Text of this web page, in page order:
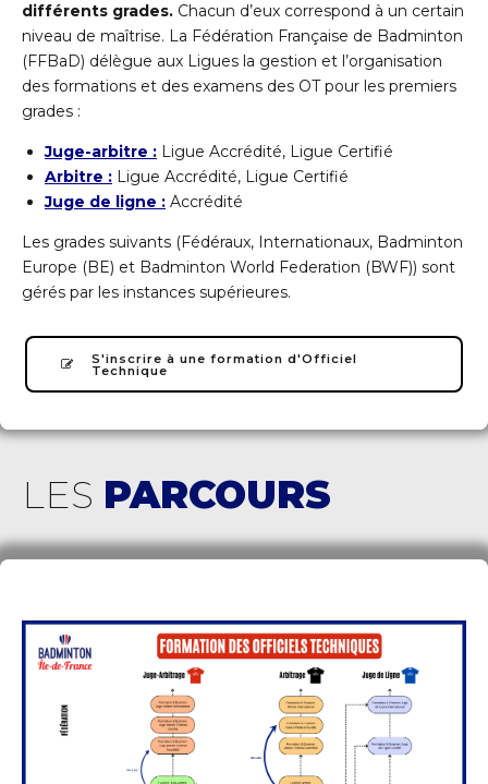
différents grades. Chacun d’eux correspond à un certain
niveau de maîtrise. La Fédération Française de Badminton
(FFBaD) délègue aux Ligues la gestion et l’organisation
des formations et des examens des OT pour les premiers
grades :
Juge-arbitre : Ligue Accrédité, Ligue Certifié
Arbitre : Ligue Accrédité, Ligue Certifié
Juge de ligne : Accrédité
Les grades suivants (Fédéraux, Internationaux, Badminton
Europe (BE) et Badminton World Federation (BWF)) sont
gérés par les instances supérieures.
S'inscrire à une formation d'Officiel
Technique
LES PARCOURS